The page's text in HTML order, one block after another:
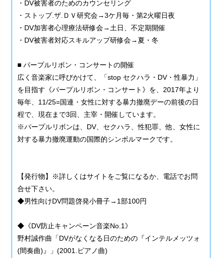
・DV被害者のためのカウンセリング
・ストップ.ザ.ＤＶ研究会→3ケ月毎・第2火曜日夜
・DV加害者心理療法研修会→土日、不定期開催
・DV被害者対応スキルアップ研修会→夏・冬
■ パープルリボン・コンサートの開催
広く音楽家に呼びかけて、「stop セクハラ・DV・性暴力」
を目指す《パープルリボン・コンサート》を、2017年より
毎年、11/25=国連・女性に対する暴力撤廃デーの前後の日
程で、現在まで3回、主宰・開催しています。
※パープルリボンは、DV、セクハラ、性犯罪、他、女性に
対する暴力撤廃運動の国際的シンボルマークです。
【発行物】※詳しくはサイトをご覧になるか、電話でお問
合せ下さい。
◆男性向けDV問題啓発小冊子→1部100円
◆《DV防止キャンペーン音楽No.1》
野村誠作曲「DVがなくなる日のための『インテルメッツォ
(間奏曲)』」(2001.ピアノ曲)